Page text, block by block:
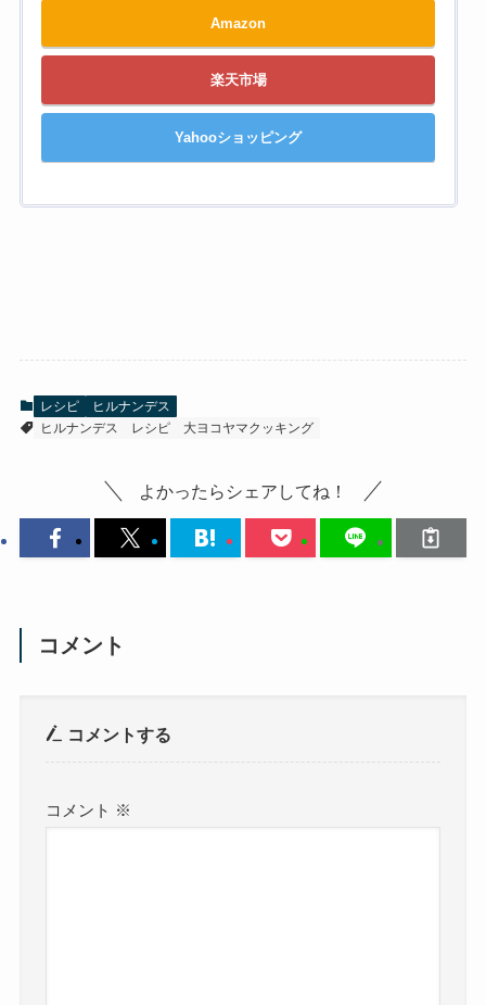
Amazon
楽天市場
Yahooショッピング
レシピ
ヒルナンデス
ヒルナンデス
レシピ 大ヨコヤマクッキング
よかったらシェアしてね！
コメント
コメントする
コメント ※